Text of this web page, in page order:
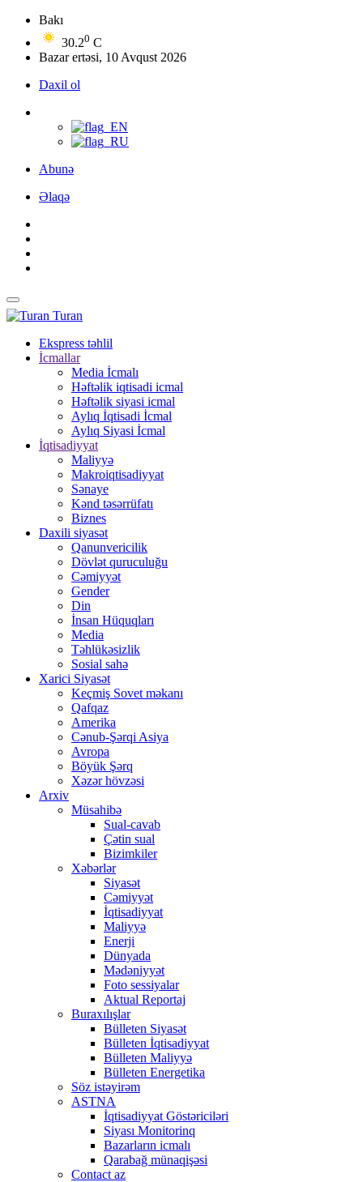
Bakı
30.20 C
Bazar ertəsi, 10 Avqust 2026
Daxil ol
Abunə
Əlaqə
Turan
Ekspress təhlil
İcmallar
Media İcmalı
Həftəlik iqtisadi icmal
Həftəlik siyasi icmal
Aylıq İqtisadi İcmal
Aylıq Siyasi İcmal
İqtisadiyyat
Maliyyə
Makroiqtisadiyyat
Sənaye
Kənd təsərrüfatı
Biznes
Daxili siyasət
Qanunvericilik
Dövlət quruculuğu
Cəmiyyət
Gender
Din
İnsan Hüquqları
Media
Təhlükəsizlik
Sosial sahə
Xarici Siyasət
Keçmiş Sovet məkanı
Qafqaz
Amerika
Cənub-Şərqi Asiya
Avropa
Böyük Şərq
Xəzər hövzəsi
Arxiv
Müsahibə
Sual-cavab
Çətin sual
Bizimkiler
Xəbərlər
Siyasət
Cəmiyyət
İqtisadiyyat
Maliyyə
Enerji
Dünyada
Mədəniyyət
Foto sessiyalar
Aktual Reportaj
Buraxılışlar
Bülleten Siyasət
Bülleten İqtisadiyyat
Bülleten Maliyyə
Bülleten Energetika
Söz istəyirəm
ASTNA
İqtisadiyyat Göstəriciləri
Siyası Monitorinq
Bazarların icmalı
Qarabağ münaqişəsi
Contact az